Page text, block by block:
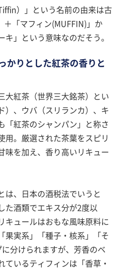
）」という名前の由来は古
＋「マフィン(MUFFIN)」か
キ」という意味なのだそう。
かりとした紅茶の香りと
大紅茶（世界三大銘茶）とい
）、ウバ（スリランカ）、キ
「紅茶のシャンパン」と称さ
用。厳選された茶葉をスピリ
味を加え、香り高いリキュー
は、日本の酒税法でいうと
た酒類でエキス分が2度以
キュールはおもな風味原料に
果実系」「種子・核系」「そ
分けられますが、芳香のベ
ているティフィンは「香草・